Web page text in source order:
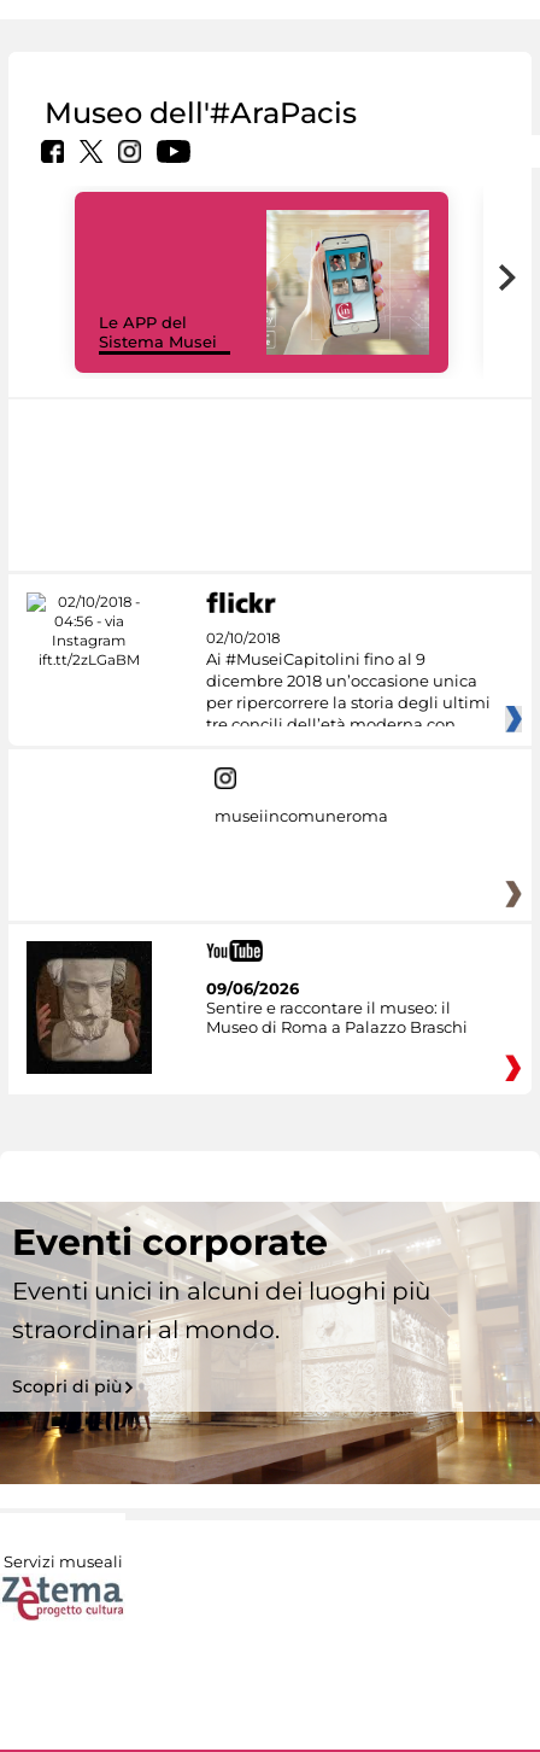
Museo dell'#AraPacis
Le APP del
Sistema Musei
02/10/2018
Ai #MuseiCapitolini fino al 9
dicembre 2018 un’occasione unica
per ripercorrere la storia degli ultimi
tre concili dell’età moderna con
museiincomuneroma
09/06/2026
Sentire e raccontare il museo: il
Museo di Roma a Palazzo Braschi
Eventi corporate
Eventi unici in alcuni dei luoghi più
straordinari al mondo.
Scopri di più
Servizi museali